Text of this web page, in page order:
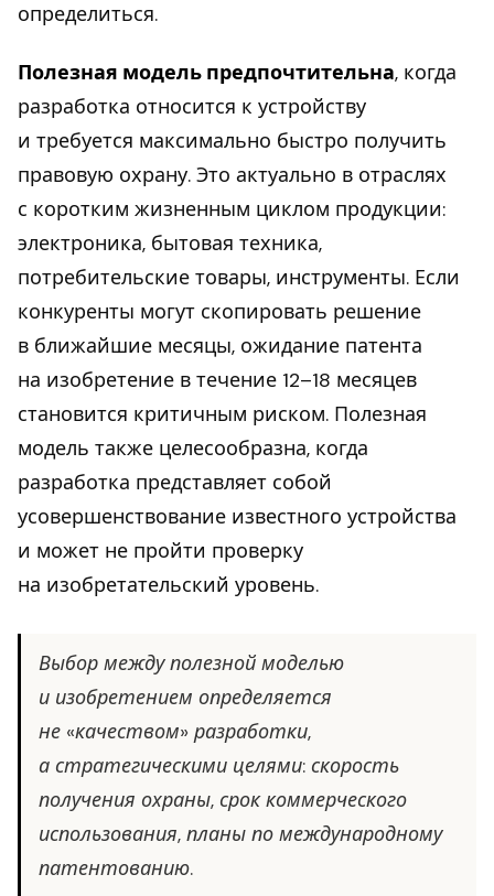
определиться.
Полезная модель предпочтительна, когда
разработка относится к устройству
и требуется максимально быстро получить
правовую охрану. Это актуально в отраслях
с коротким жизненным циклом продукции:
электроника, бытовая техника,
потребительские товары, инструменты. Если
конкуренты могут скопировать решение
в ближайшие месяцы, ожидание патента
на изобретение в течение 12–18 месяцев
становится критичным риском. Полезная
модель также целесообразна, когда
разработка представляет собой
усовершенствование известного устройства
и может не пройти проверку
на изобретательский уровень.
Выбор между полезной моделью
и изобретением определяется
не «качеством» разработки,
а стратегическими целями: скорость
получения охраны, срок коммерческого
использования, планы по международному
патентованию.